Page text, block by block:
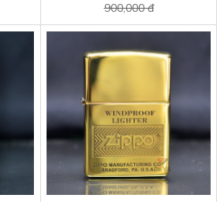
900,000 đ